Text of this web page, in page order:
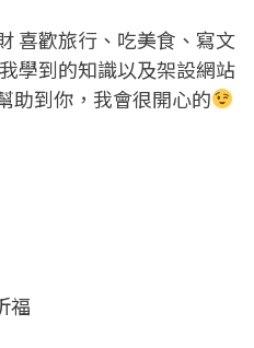
喜歡旅行、吃美食、寫文
學到的知識以及架設網站
助到你，我會很開心的
福